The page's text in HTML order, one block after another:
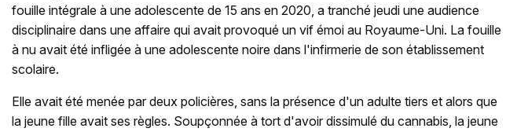
fouille intégrale à une adolescente de 15 ans en 2020, a tranché jeudi une audience
disciplinaire dans une affaire qui avait provoqué un vif émoi au Royaume-Uni. La fouille
à nu avait été infligée à une adolescente noire dans l'infirmerie de son établissement
scolaire.
Elle avait été menée par deux policières, sans la présence d'un adulte tiers et alors que
la jeune fille avait ses règles. Soupçonnée à tort d'avoir dissimulé du cannabis, la jeune